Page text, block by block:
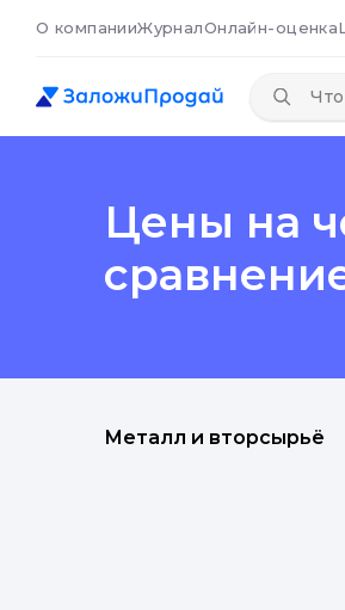
О компанииЖурналОнлайн-оценка
Цены на
Металл и вторсырьё